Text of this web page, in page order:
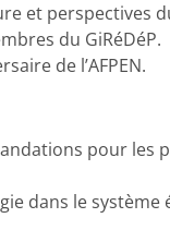
et perspectives
du GiRéDéP.
de l’AFPEN.
pour les
dans le